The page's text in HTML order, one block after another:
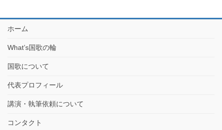
ホーム
What’s国歌の輪
国歌について
代表プロフィール
講演・執筆依頼について
コンタクト